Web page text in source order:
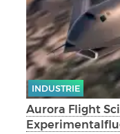
INDUSTRIE
Aurora Flight